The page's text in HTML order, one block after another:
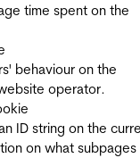
time spent on the
behaviour on the
operator.
ID string on the
on what